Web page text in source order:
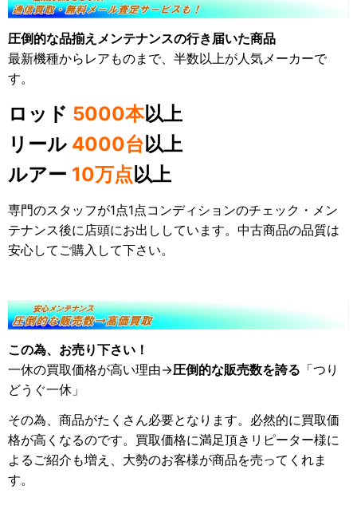
圧倒的な品揃えメンテナンスの行き届いた商品
最新機種からレアものまで、半数以上が人気メーカーで
す。
ロッド 5000本以上
リール 4000台以上
ルアー 10万点以上
専門のスタッフが1点1点コンディションのチェック・メン
テナンス後に店頭にお出ししています。中古商品の品質は
安心してご購入して下さい。
この為、お売り下さい！
一休の買取価格が高い理由→圧倒的な販売数を誇る 「つり
どうぐ一休」
その為、商品がたくさん必要となります。必然的に買取価
格が高くなるのです。買取価格に満足頂きリピーター様に
よるご紹介も増え、大勢のお客様が商品を売ってくれま
す。